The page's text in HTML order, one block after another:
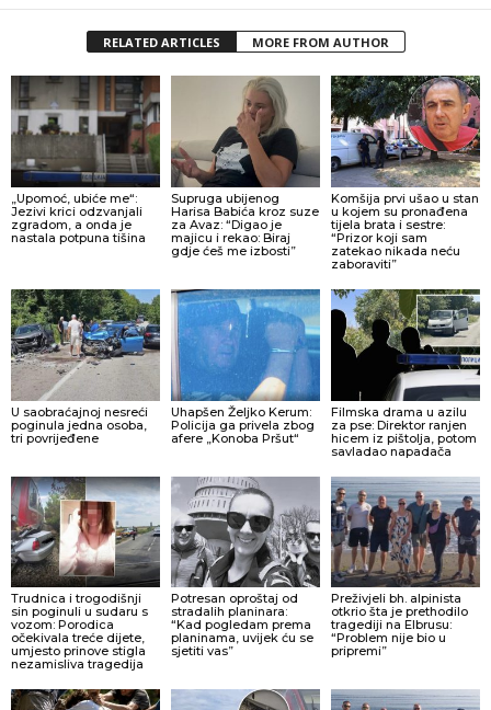
RELATED ARTICLES MORE FROM AUTHOR
„Upomoć, ubiće me“:
Jezivi krici odzvanjali
zgradom, a onda je
nastala potpuna tišina
Supruga ubijenog
Harisa Babića kroz suze
za Avaz: “Digao je
majicu i rekao: Biraj
gdje ćeš me izbosti”
Komšija prvi ušao u stan
u kojem su pronađena
tijela brata i sestre:
“Prizor koji sam
zatekao nikada neću
zaboraviti”
U saobraćajnoj nesreći
poginula jedna osoba,
tri povrijeđene
Uhapšen Željko Kerum:
Policija ga privela zbog
afere „Konoba Pršut“
Filmska drama u azilu
za pse: Direktor ranjen
hicem iz pištolja, potom
savladao napadača
Trudnica i trogodišnji
sin poginuli u sudaru s
vozom: Porodica
očekivala treće dijete,
umjesto prinove stigla
nezamisliva tragedija
Potresan oproštaj od
stradalih planinara:
“Kad pogledam prema
planinama, uvijek ću se
sjetiti vas”
Preživjeli bh. alpinista
otkrio šta je prethodilo
tragediji na Elbrusu:
“Problem nije bio u
pripremi”